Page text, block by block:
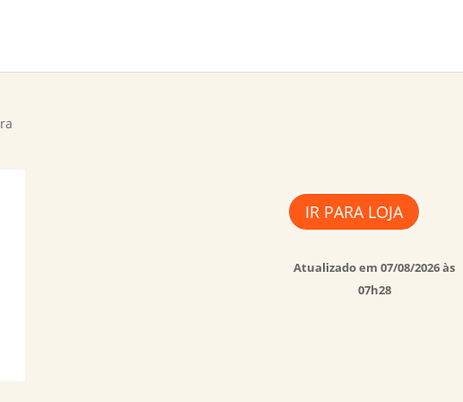
IR PARA LOJA
Atualizado em 07/08/2026 às
07h28